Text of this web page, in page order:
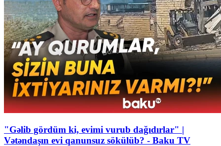
"Gəlib gördüm ki, evimi vurub dağıdırlar" |
Vətəndaşın evi qanunsuz sökülüb? - Baku TV